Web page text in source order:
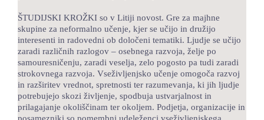
ŠTUDIJSKI KROŽKI so v Litiji novost. Gre za majhne
skupine za neformalno učenje, kjer se učijo in družijo
interesenti in radovedni ob določeni tematiki. Ljudje se učijo
zaradi različnih razlogov – osebnega razvoja, želje po
samouresničenju, zaradi veselja, zelo pogosto pa tudi zaradi
strokovnega razvoja. Vseživljenjsko učenje omogoča razvoj
in razširitev vrednot, spretnosti ter razumevanja, ki jih ljudje
potrebujejo skozi življenje, spodbuja ustvarjalnost in
prilagajanje okoliščinam ter okoljem. Podjetja, organizacije in
posamezniki so pomembni udeleženci vseživljenjskega